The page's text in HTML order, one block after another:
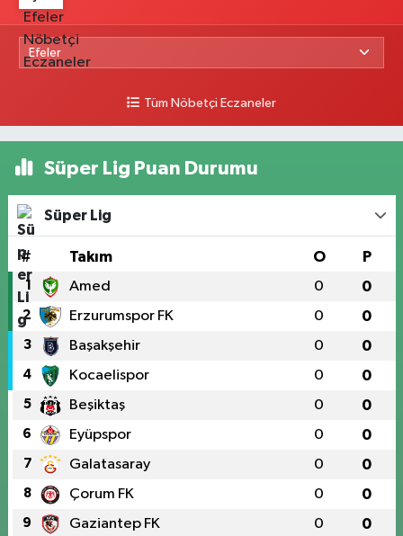
Tüm Nöbetçi Eczaneler
Süper Lig Puan Durumu
Süper Lig
# Takım O P
1 Amed 0 0
2 Erzurumspor FK 0 0
3 Başakşehir 0 0
4 Kocaelispor 0 0
5 Beşiktaş 0 0
6 Eyüpspor 0 0
7 Galatasaray 0 0
8 Çorum FK 0 0
9 Gaziantep FK 0 0